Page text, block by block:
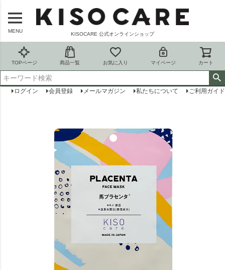
MENU
KISOCARE 公式オンラインショップ
TOPページ 商品一覧 お気に入り マイページ カート
ログイン 会員登録 メールマガジン 私たちについて ご利用ガイド